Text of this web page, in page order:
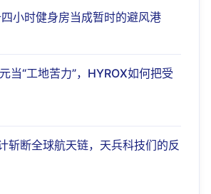
小时健身房当成暂时的避风港
当“工地苦力”，HYROX如何把受
斩断全球航天链，天兵科技们的反